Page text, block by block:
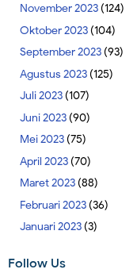
November 2023(124)
Oktober 2023(104)
September 2023(93)
Agustus 2023(125)
Juli 2023(107)
Juni 2023(90)
Mei 2023(75)
April 2023(70)
Maret 2023(88)
Februari 2023(36)
Januari 2023(3)
Follow Us